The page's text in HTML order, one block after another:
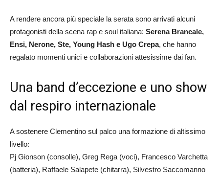
A rendere ancora più speciale la serata sono arrivati alcuni
protagonisti della scena rap e soul italiana: Serena Brancale,
Ensi, Nerone, Ste, Young Hash e Ugo Crepa, che hanno
regalato momenti unici e collaborazioni attesissime dai fan.
Una band d’eccezione e uno show
dal respiro internazionale
A sostenere Clementino sul palco una formazione di altissimo
livello:
Pj Gionson (consolle), Greg Rega (voci), Francesco Varchetta
(batteria), Raffaele Salapete (chitarra), Silvestro Saccomanno